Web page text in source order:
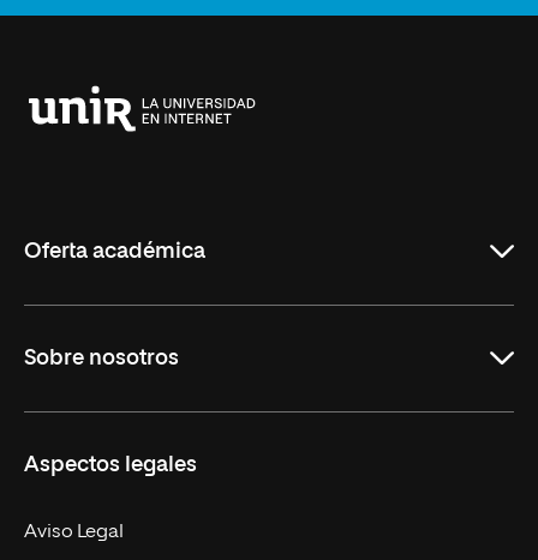
Oferta académica
Másteres Oficiales
Doctorados
Experto Universitario
Sobre nosotros
Facultades
Nuestro Equipo
Aspectos legales
Aviso Legal